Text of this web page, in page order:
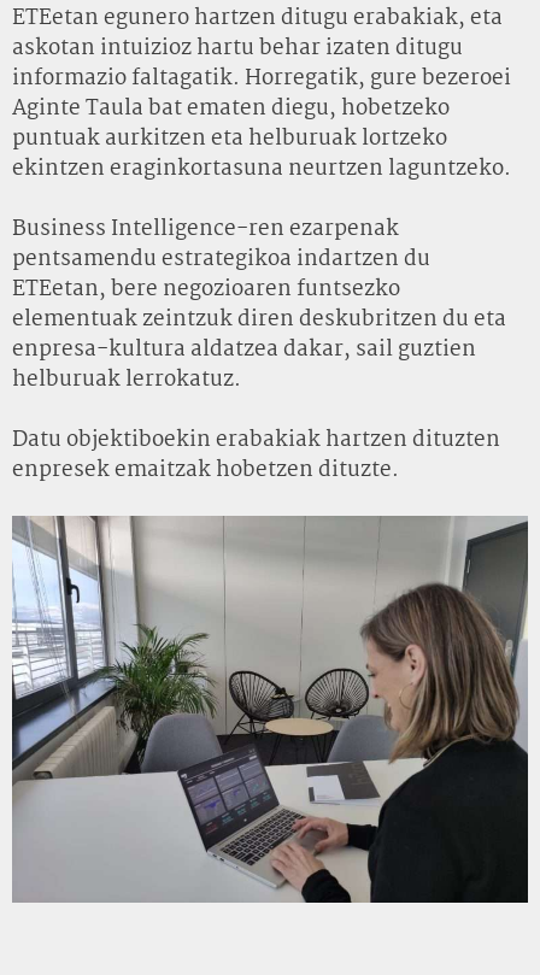
ETEetan egunero hartzen ditugu erabakiak, eta
askotan intuizioz hartu behar izaten ditugu
informazio faltagatik. Horregatik, gure bezeroei
Aginte Taula bat ematen diegu, hobetzeko
puntuak aurkitzen eta helburuak lortzeko
ekintzen eraginkortasuna neurtzen laguntzeko.
Business Intelligence-ren ezarpenak
pentsamendu estrategikoa indartzen du
ETEetan, bere negozioaren funtsezko
elementuak zeintzuk diren deskubritzen du eta
enpresa-kultura aldatzea dakar, sail guztien
helburuak lerrokatuz.
Datu objektiboekin erabakiak hartzen dituzten
enpresek emaitzak hobetzen dituzte.